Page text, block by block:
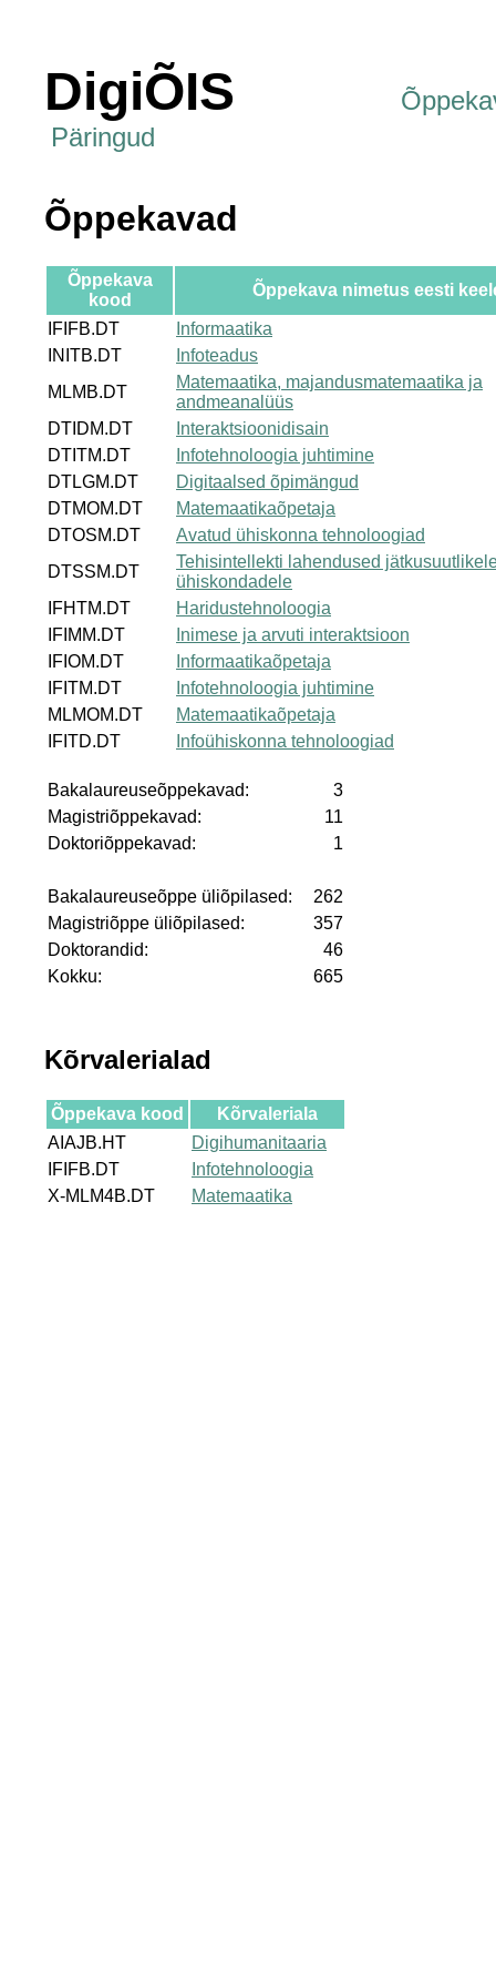
DigiÕIS
Päringud
Õppekavad
Õppekava
kood
Õppekava nimetus eesti
IFIFB.DT
Informaatika
INITB.DT
Infoteadus
MLMB.DT
Matemaatika, majandusmatemaatika ja
andmeanalüüs
DTIDM.DT
Interaktsioonidisain
DTITM.DT
Infotehnoloogia juhtimine
DTLGM.DT
Digitaalsed õpimängud
DTMOM.DT
Matemaatikaõpetaja
DTOSM.DT
Avatud ühiskonna tehnoloogiad
DTSSM.DT
Tehisintellekti lahendused
ühiskondadele
IFHTM.DT
Haridustehnoloogia
IFIMM.DT
Inimese ja arvuti interaktsioon
IFIOM.DT
Informaatikaõpetaja
IFITM.DT
Infotehnoloogia juhtimine
MLMOM.DT
Matemaatikaõpetaja
IFITD.DT
Infoühiskonna tehnoloogiad
Bakalaureuseõppekavad:
3
Magistriõppekavad:
11
Doktoriõppekavad:
1
Bakalaureuseõppe üliõpilased:
262
Magistriõppe üliõpilased:
357
Doktorandid:
46
Kokku:
665
Kõrvalerialad
Õppekava kood
Kõrvaleriala
AIAJB.HT
Digihumanitaaria
IFIFB.DT
Infotehnoloogia
X-MLM4B.DT
Matemaatika